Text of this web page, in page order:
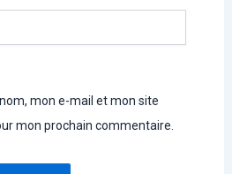
mon e-mail et mon site
mon prochain commentaire.